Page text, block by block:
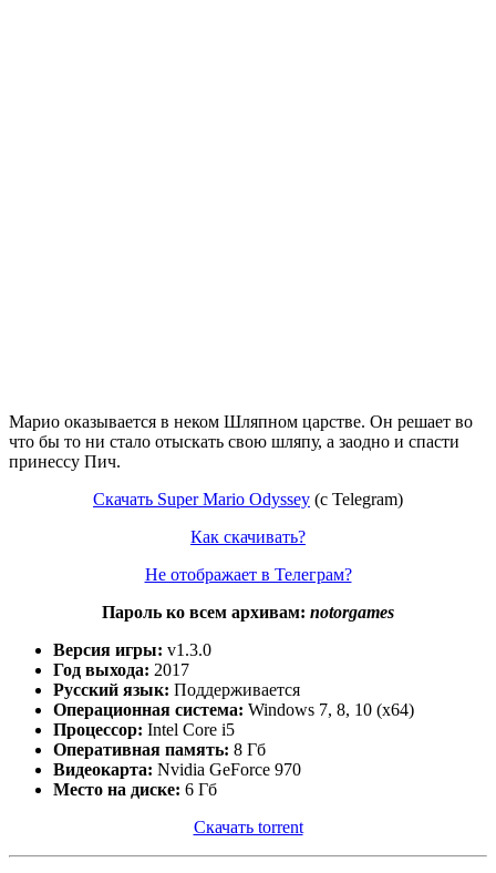
Марио оказывается в неком Шляпном царстве. Он решает во
что бы то ни стало отыскать свою шляпу, а заодно и спасти
принессу Пич.
Скачать Super Mario Odyssey (c Telegram)
Как скачивать?
Не отображает в Телеграм?
Пароль ко всем архивам: notorgames
Версия игры: v1.3.0
Год выхода: 2017
Русский язык: Поддерживается
Операционная система: Windows 7, 8, 10 (x64)
Процессор: Intel Core i5
Оперативная память: 8 Гб
Видеокарта: Nvidia GeForce 970
Место на диске: 6 Гб
Скачать torrent